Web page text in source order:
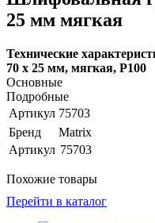
25 мм мягкая
Технические
70 х 25 мм, мягкая, P100
Основные
Подробные
Артикул 75703
Бренд
Matrix
Артикул 75703
Похожие товары
Перейти в каталог